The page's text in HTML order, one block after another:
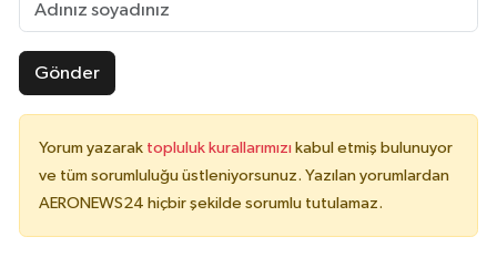
Gönder
Yorum yazarak topluluk kurallarımızı kabul etmiş bulunuyor
ve tüm sorumluluğu üstleniyorsunuz. Yazılan yorumlardan
AERONEWS24 hiçbir şekilde sorumlu tutulamaz.